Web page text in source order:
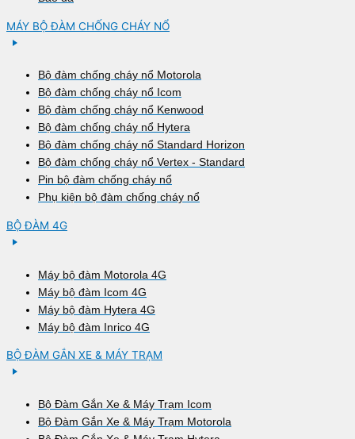
MÁY BỘ ĐÀM CHỐNG CHÁY NỔ
Bộ đàm chống cháy nổ Motorola
Bộ đàm chống cháy nổ Icom
Bộ đàm chống cháy nổ Kenwood
Bộ đàm chống cháy nổ Hytera
Bộ đàm chống cháy nổ Standard Horizon
Bộ đàm chống cháy nổ Vertex - Standard
Pin bộ đàm chống cháy nổ
Phụ kiện bộ đàm chống cháy nổ
BỘ ĐÀM 4G
Máy bộ đàm Motorola 4G
Máy bộ đàm Icom 4G
Máy bộ đàm Hytera 4G
Máy bộ đàm Inrico 4G
BỘ ĐÀM GẮN XE & MÁY TRẠM
Bộ Đàm Gắn Xe & Máy Trạm Icom
Bộ Đàm Gắn Xe & Máy Trạm Motorola